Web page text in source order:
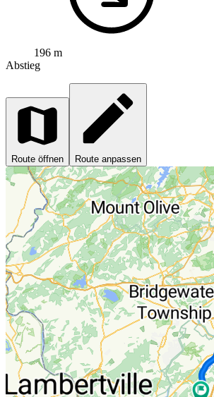
196 m
Abstieg
Route öffnen Route anpassen